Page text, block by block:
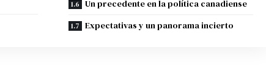
Un precedente en la política canadiense
Expectativas y un panorama incierto